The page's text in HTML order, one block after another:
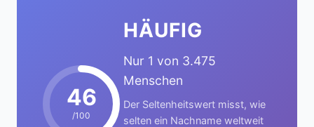
46
/100
HÄUFIG
Nur 1 von 3.475
Menschen
Der Seltenheitswert misst, wie
selten ein Nachname weltweit